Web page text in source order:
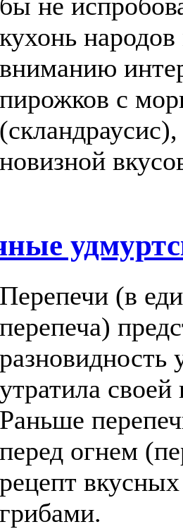
кухонь
вниманию
пирожков с
новизной
Перепечи (в
перепеча)
разновидность
утратила
Раньше
перед огнем
рецепт
грибами.